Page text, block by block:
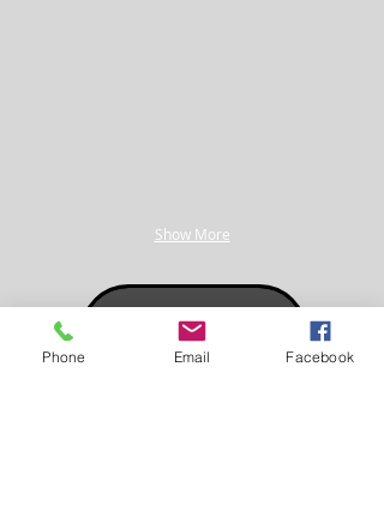
Show More
Phone Email Facebook